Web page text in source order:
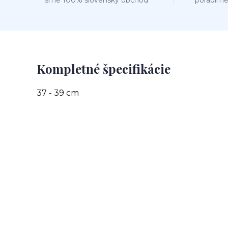
Kompletné špecifikácie
37 - 39 cm